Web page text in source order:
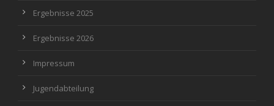
Ergebnisse 2025
Ergebnisse 2026
Impressum
Jugendabteilung